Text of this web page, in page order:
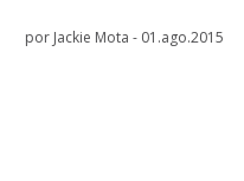
por Jackie Mota - 01.ago.2015